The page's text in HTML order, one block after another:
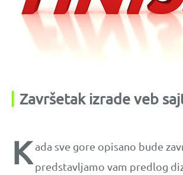
Završetak izrade veb
K ada sve gore opisano bude
predstavljamo vam predlog